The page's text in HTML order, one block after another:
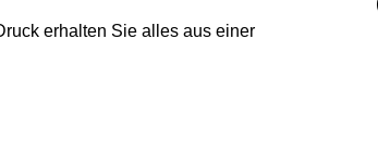
erhalten Sie alles aus einer